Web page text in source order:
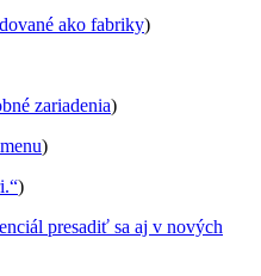
ako fabriky)
zariadenia)
)
)
presadiť sa aj v nových